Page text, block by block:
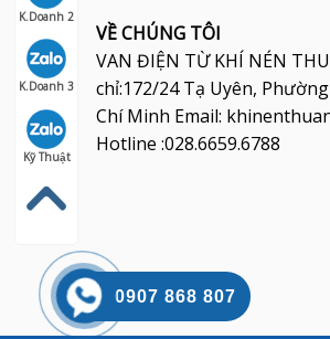
VỀ CHÚNG TÔI
VAN ĐIỆN TỪ KHÍ NÉN
chỉ:172/24 Tạ Uyên,
Chí Minh Email:
Hotline :028.6659.6788
0907 868 807
K.Doanh 2
K.Doanh 3
Kỹ Thuật